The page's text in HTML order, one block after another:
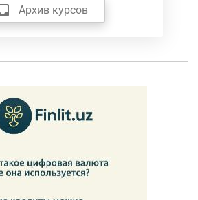
Архив курсов